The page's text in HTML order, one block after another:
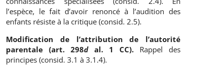
l’espèce, le fait d’avoir renoncé à l’audition des
enfants résiste à la critique (consid. 2.5).
Modification de l’attribution de l’autorité
parentale (art. 298d al. 1 CC). Rappel des
principes (consid. 3.1 à 3.1.4).